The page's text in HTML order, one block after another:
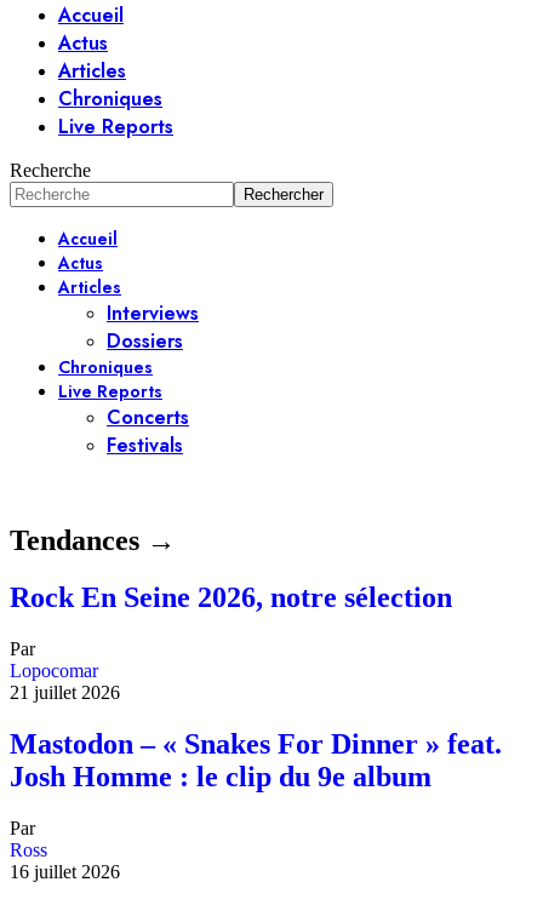
Accueil
Actus
Articles
Chroniques
Live Reports
Recherche
Accueil
Actus
Articles
Interviews
Dossiers
Chroniques
Live Reports
Concerts
Festivals
Tendances →
Rock En Seine 2026, notre sélection
Par
Lopocomar
21 juillet 2026
Mastodon – « Snakes For Dinner » feat.
Josh Homme : le clip du 9e album
Par
Ross
16 juillet 2026